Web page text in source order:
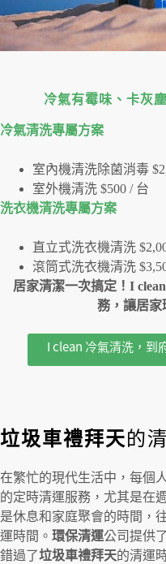
冷氣有霉味、卡灰
冷氣清洗專屬⽅案
室內機清洗除菌消毒
室外機清洗 $500 / 台
洗衣機清洗專屬⽅案
直立式洗衣機清洗
滾筒式洗衣機清洗
居家清潔一次搞定！I
務，讓居家
I clean 冷氣清洗，到
垃圾車禮拜天的
在繁忙的現代生活中，每個
的定時清運服務，尤其是在
是休息和家庭聚會的時間，
運時間。 環保清運公司提供
錯過了垃圾車禮拜天的清運